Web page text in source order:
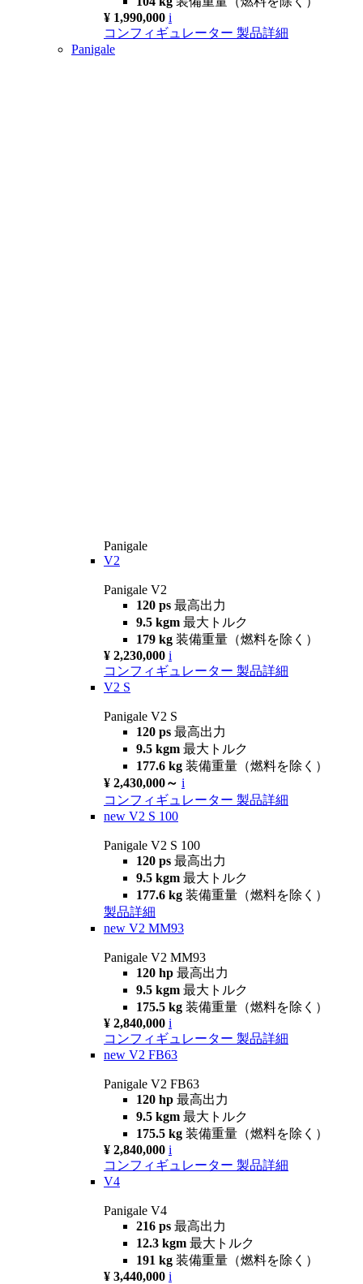
¥ 1,990,000 i
コンフィギュレーター 製品詳細
Panigale
Panigale
V2
Panigale V2
120 ps 最高出力
9.5 kgm 最大トルク
179 kg 装備重量（燃料を除く）
¥ 2,230,000 i
コンフィギュレーター 製品詳細
V2 S
Panigale V2 S
120 ps 最高出力
9.5 kgm 最大トルク
177.6 kg 装備重量（燃料を除く）
¥ 2,430,000～ i
コンフィギュレーター 製品詳細
new V2 S 100
Panigale V2 S 100
120 ps 最高出力
9.5 kgm 最大トルク
177.6 kg 装備重量（燃料を除く）
製品詳細
new V2 MM93
Panigale V2 MM93
120 hp 最高出力
9.5 kgm 最大トルク
175.5 kg 装備重量（燃料を除く）
¥ 2,840,000 i
コンフィギュレーター 製品詳細
new V2 FB63
Panigale V2 FB63
120 hp 最高出力
9.5 kgm 最大トルク
175.5 kg 装備重量（燃料を除く）
¥ 2,840,000 i
コンフィギュレーター 製品詳細
V4
Panigale V4
216 ps 最高出力
12.3 kgm 最大トルク
191 kg 装備重量（燃料を除く）
¥ 3,440,000 i